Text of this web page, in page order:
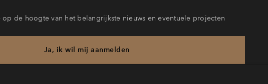
de hoogte van het belangrijkste nieuws en eventuele projecten
Ja, ik wil mij aanmelden